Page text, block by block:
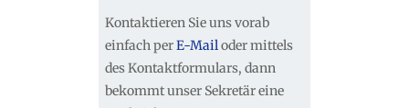
Kontaktieren Sie uns vorab
einfach perE-Mailoder mittels
des Kontaktformulars, dann
bekommt unser Sekretär eine